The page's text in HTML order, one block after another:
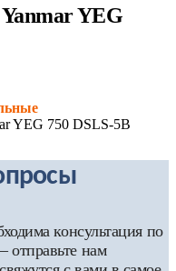
YEG
YEG 750 DSLS-5B
консультация по
отправьте нам